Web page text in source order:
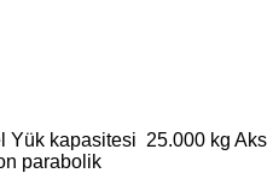
Yük kapasitesi 25.000 kg Aks
parabolik